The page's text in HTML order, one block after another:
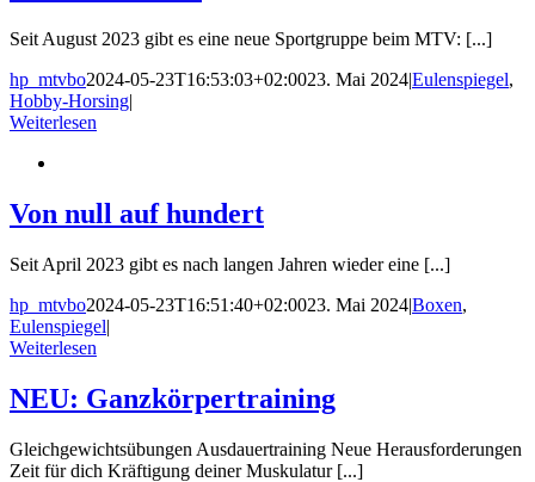
Seit August 2023 gibt es eine neue Sportgruppe beim MTV: [...]
hp_mtvbo2024-05-23T16:53:03+02:0023. Mai 2024|Eulenspiegel,
Hobby-Horsing|
Weiterlesen
Von null auf hundert
Seit April 2023 gibt es nach langen Jahren wieder eine [...]
hp_mtvbo2024-05-23T16:51:40+02:0023. Mai 2024|Boxen,
Eulenspiegel|
Weiterlesen
NEU: Ganzkörpertraining
Gleichgewichtsübungen Ausdauertraining Neue Herausforderungen
Zeit für dich Kräftigung deiner Muskulatur [...]